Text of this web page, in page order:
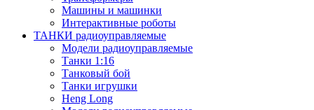
Машины и машинки
Интерактивные роботы
ТАНКИ радиоуправляемые
Модели радиоуправляемые
Танки 1:16
Танковый бой
Танки игрушки
Heng Long